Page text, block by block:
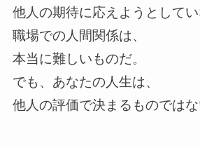
他人の期待に応えようとして
職場での人間関係は、
本当に難しいものだ。
でも、あなたの人生は、
他人の評価で決まるものではな